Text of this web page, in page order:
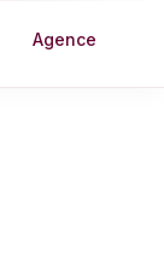
Agence